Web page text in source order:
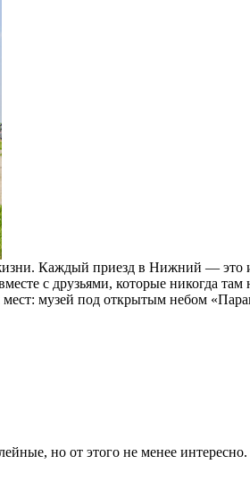
Каждый приезд в Нижний — это
с друзьями, которые никогда
музей под открытым небом
но от этого не менее